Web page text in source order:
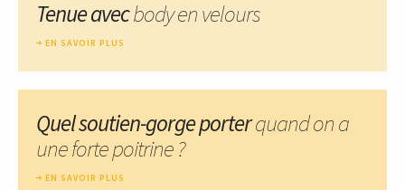
Tenue avecbody en velours
EN SAVOIR PLUS
Quel soutien-gorge porterquand on a
une forte poitrine ?
EN SAVOIR PLUS